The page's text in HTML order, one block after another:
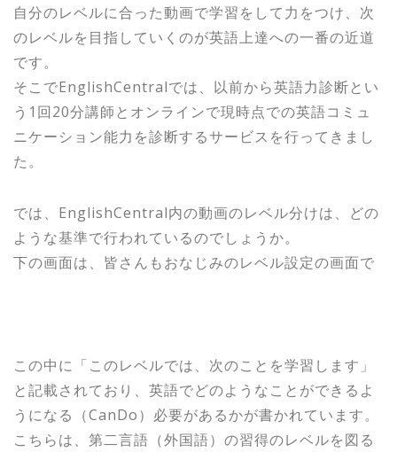
自分のレベルに合った動画で学習をして力をつけ、次
のレベルを目指していくのが英語上達への一番の近道
です。
そこでEnglishCentralでは、以前から英語力診断とい
う1回20分講師とオンラインで現時点での英語コミュ
ニケーション能力を診断するサービスを行ってきまし
た。
では、EnglishCentral内の動画のレベル分けは、どの
ような基準で行われているのでしょうか。
下の画面は、皆さんもおなじみのレベル設定の画面で
この中に「このレベルでは、次のことを学習します」
と記載されており、英語でどのようなことができるよ
うになる（CanDo）必要があるかが書かれています。
こちらは、第二言語（外国語）の習得のレベルを図る